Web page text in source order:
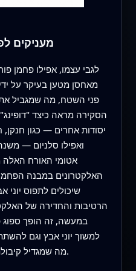
מעניקים
לגבי עצמו, אפילו פחמן
מאחסן מטען בעיקר על
פני השטח, מה שמגביל את
הסקירה מראה כיצד
יסודות אחרים — כגון חנקן,
ואפילו סלניום —
אטומי האורח
האלקטרונים במבנה
שיכולים לתפוס
הרטיבות והחדירה של
במעשה, זה הופך ספוג
למשוך יוני אבץ וגם
מה שמגדיל קיבולת ללא הקרבת טעינה מהירה.